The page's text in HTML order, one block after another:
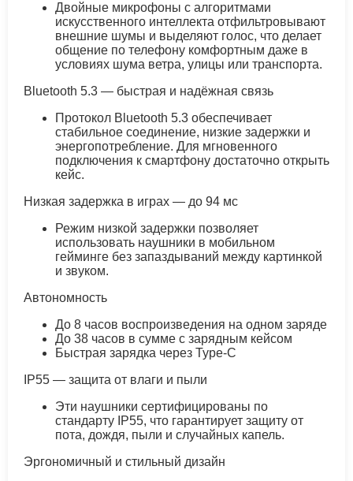
Двойные микрофоны с алгоритмами
искусственного интеллекта отфильтровывают
внешние шумы и выделяют голос, что делает
общение по телефону комфортным даже в
условиях шума ветра, улицы или транспорта.
Bluetooth 5.3 — быстрая и надёжная связь
Протокол Bluetooth 5.3 обеспечивает
стабильное соединение, низкие задержки и
энергопотребление. Для мгновенного
подключения к смартфону достаточно открыть
кейс.
Низкая задержка в играх — до 94 мс
Режим низкой задержки позволяет
использовать наушники в мобильном
гейминге без запаздываний между картинкой
и звуком.
Автономность
До 8 часов воспроизведения на одном заряде
До 38 часов в сумме с зарядным кейсом
Быстрая зарядка через Type-C
IP55 — защита от влаги и пыли
Эти наушники сертифицированы по
стандарту IP55, что гарантирует защиту от
пота, дождя, пыли и случайных капель.
Эргономичный и стильный дизайн